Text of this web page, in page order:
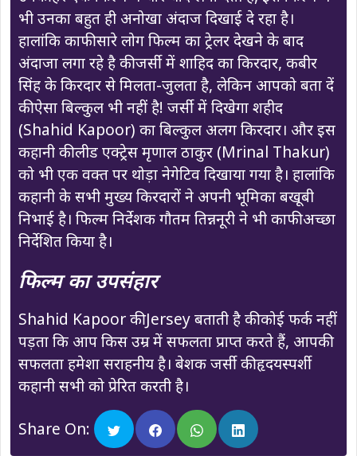
भी उनका बहुत ही अनोखा अंदाज दिखाई दे रहा है।
हालांकि काफी सारे लोग फिल्म का ट्रेलर देखने के बाद
अंदाजा लगा रहे है की जर्सी में शाहिद का किरदार, कबीर
सिंह के किरदार से मिलता-जुलता है, लेकिन आपको बता दें
की ऐसा बिल्कुल भी नहीं है! जर्सी में दिखेगा शहीद
(Shahid Kapoor) का बिल्कुल अलग किरदार। और इस
कहानी की लीड एक्ट्रेस मृणाल ठाकुर (Mrinal Thakur)
को भी एक वक्त पर थोड़ा नेगेटिव दिखाया गया है। हालांकि
कहानी के सभी मुख्य किरदारों ने अपनी भूमिका बखूबी
निभाई है। फिल्म निर्देशक गौतम तिन्ननूरी ने भी काफी अच्छा
निर्देशित किया है।
फिल्म का उपसंहार
Shahid Kapoor की Jersey बताती है की कोई फर्क नहीं
पड़ता कि आप किस उम्र में सफलता प्राप्त करते हैं, आपकी
सफलता हमेशा सराहनीय है। बेशक जर्सी की हृदयस्पर्शी
कहानी सभी को प्रेरित करती है।
Share On: